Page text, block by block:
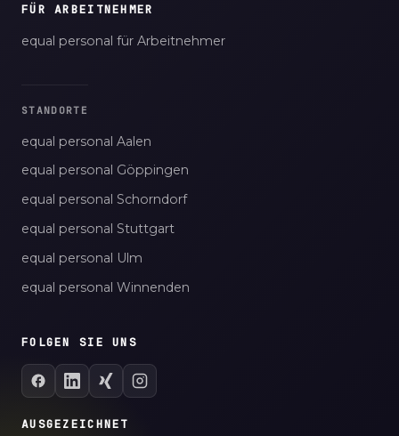
FÜR ARBEITNEHMER
equal personal für Arbeitnehmer
STANDORTE
equal personal Aalen
equal personal Göppingen
equal personal Schorndorf
equal personal Stuttgart
equal personal Ulm
equal personal Winnenden
FOLGEN SIE UNS
AUSGEZEICHNET